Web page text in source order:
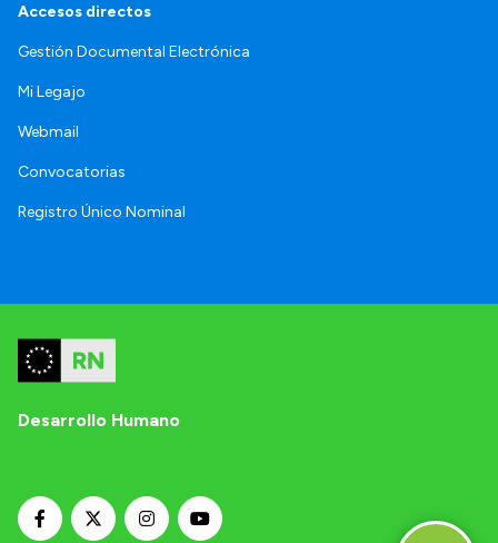
Accesos directos
Gestión Documental Electrónica
Mi Legajo
Webmail
Convocatorias
Registro Único Nominal
Desarrollo Humano